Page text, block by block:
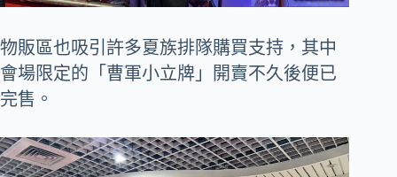
物販區也吸引許多夏族排隊購買支持，其中
會場限定的「曹軍小立牌」開賣不久後便已
完售。